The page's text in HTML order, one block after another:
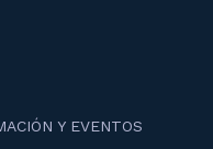
Y EVENTOS